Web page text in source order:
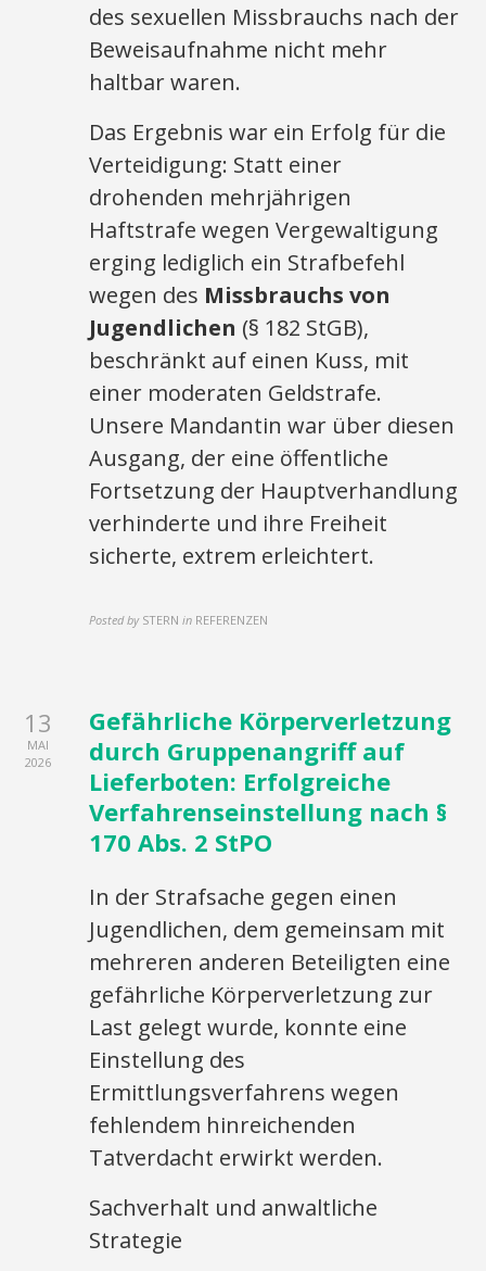
des sexuellen Missbrauchs nach der
Beweisaufnahme nicht mehr
haltbar waren.
Das Ergebnis war ein Erfolg für die
Verteidigung: Statt einer
drohenden mehrjährigen
Haftstrafe wegen Vergewaltigung
erging lediglich ein Strafbefehl
wegen des Missbrauchs von
Jugendlichen (§ 182 StGB),
beschränkt auf einen Kuss, mit
einer moderaten Geldstrafe.
Unsere Mandantin war über diesen
Ausgang, der eine öffentliche
Fortsetzung der Hauptverhandlung
verhinderte und ihre Freiheit
sicherte, extrem erleichtert.
Posted by STERN in REFERENZEN
13
MAI
2026
Gefährliche Körperverletzung
durch Gruppenangriff auf
Lieferboten: Erfolgreiche
Verfahrenseinstellung nach §
170 Abs. 2 StPO
In der Strafsache gegen einen
Jugendlichen, dem gemeinsam mit
mehreren anderen Beteiligten eine
gefährliche Körperverletzung zur
Last gelegt wurde, konnte eine
Einstellung des
Ermittlungsverfahrens wegen
fehlendem hinreichenden
Tatverdacht erwirkt werden.
Sachverhalt und anwaltliche
Strategie